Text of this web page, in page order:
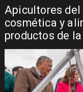
Apicultores del
cosmética y
productos de